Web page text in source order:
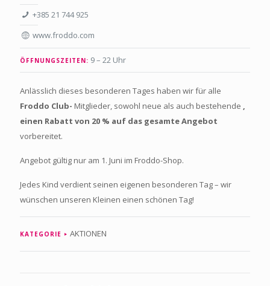
+385 21 744 925
www.froddo.com
ÖFFNUNGSZEITEN: 9 – 22 Uhr
Anlässlich dieses besonderen Tages haben wir für alle
Froddo Club- Mitglieder, sowohl neue als auch bestehende ,
einen Rabatt von 20 % auf das gesamte Angebot
vorbereitet.
Angebot gültig nur am 1. Juni im Froddo-Shop.
Jedes Kind verdient seinen eigenen besonderen Tag – wir
wünschen unseren Kleinen einen schönen Tag!
KATEGORIE AKTIONEN